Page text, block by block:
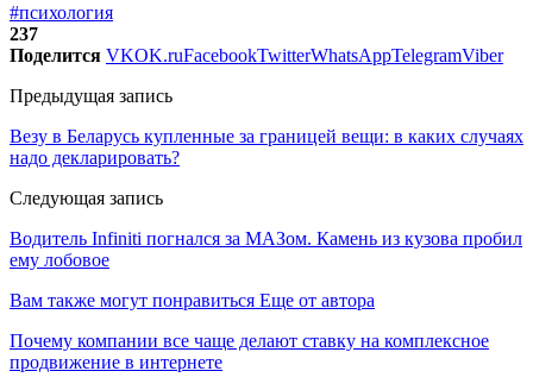
#психология
237
Поделится VKOK.ruFacebookTwitterWhatsAppTelegramViber
Предыдущая запись
Везу в Беларусь купленные за границей вещи: в каких случаях
надо декларировать?
Следующая запись
Водитель Infiniti погнался за МАЗом. Камень из кузова пробил
ему лобовое
Вам также могут понравиться Еще от автора
Почему компании все чаще делают ставку на комплексное
продвижение в интернете